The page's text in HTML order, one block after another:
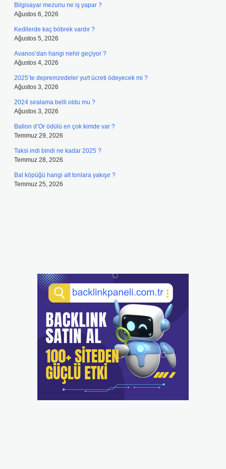
Bilgisayar mezunu ne iş yapar ?
Ağustos 6, 2026
Kedilerde kaç böbrek vardır ?
Ağustos 5, 2026
Avanos’dan hangi nehir geçiyor ?
Ağustos 4, 2026
2025’te depremzedeler yurt ücreti ödeyecek mi ?
Ağustos 3, 2026
2024 sıralama belli oldu mu ?
Ağustos 3, 2026
Ballon d’Or ödülü en çok kimde var ?
Temmuz 29, 2026
Taksi indi bindi ne kadar 2025 ?
Temmuz 28, 2026
Bal köpüğü hangi alt tonlara yakışır ?
Temmuz 25, 2026